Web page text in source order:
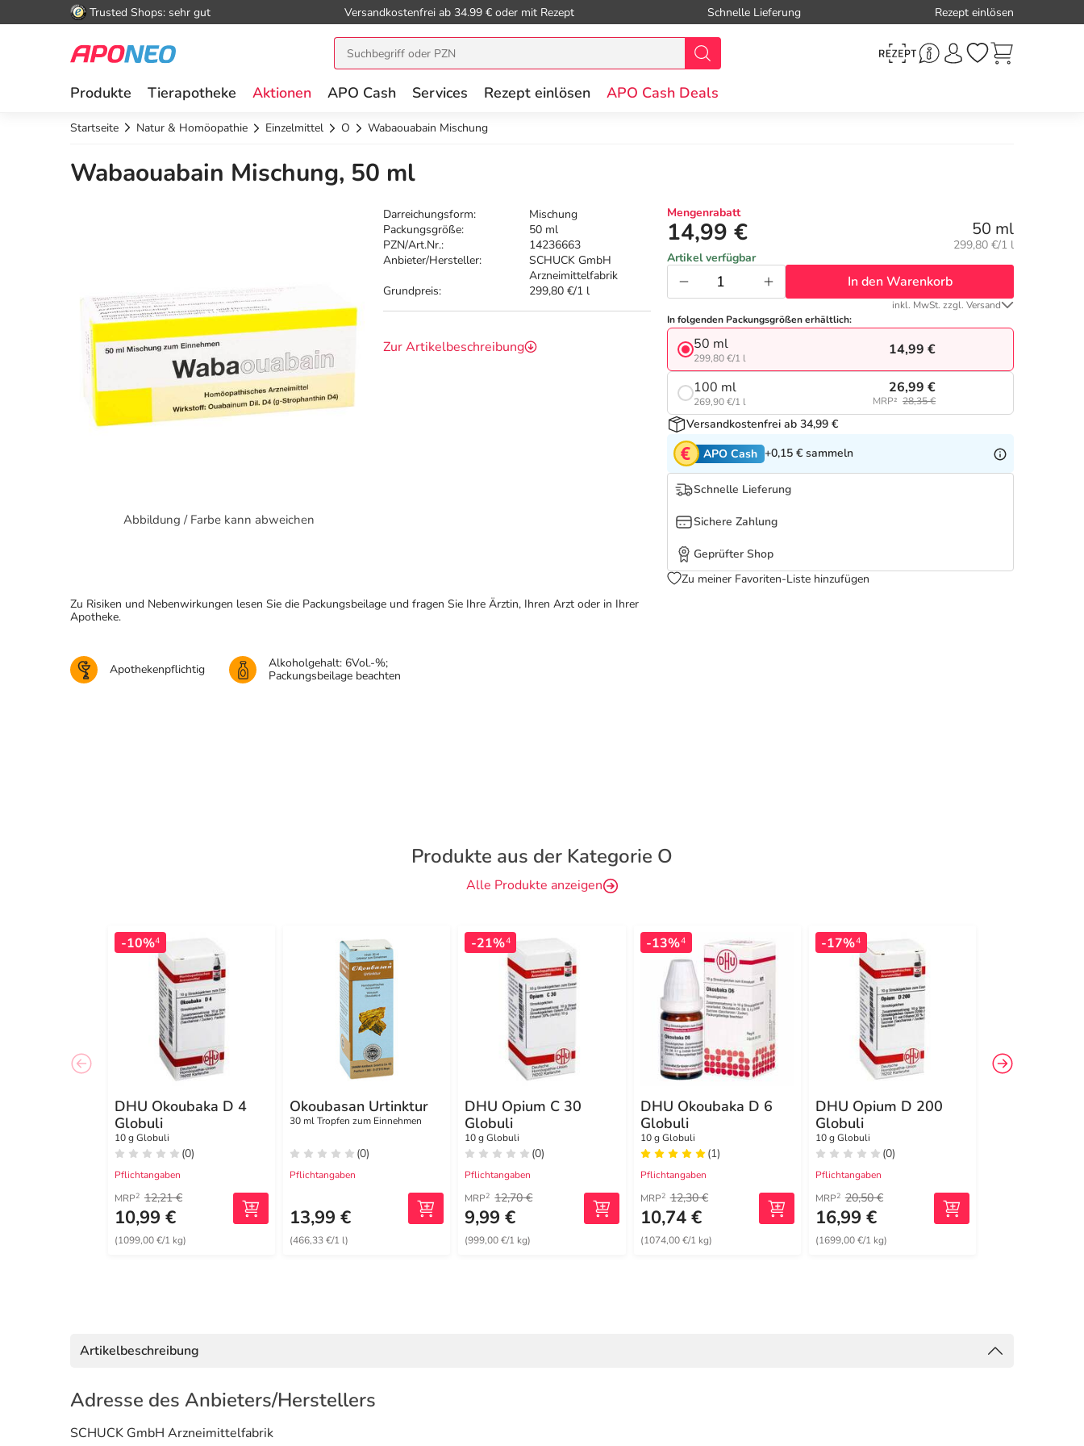
Trusted Shops: sehr gut Versandkostenfrei ab 34.99 € oder mit Rezept Schnelle Lieferung Rezept einlösen
Produkte Tierapotheke Aktionen APO Cash Services Rezept einlösen APO Cash Deals
Startseite Natur & Homöopathie Einzelmittel O Wabaouabain Mischung
Wabaouabain Mischung, 50 ml
Abbildung / Farbe kann abweichen
Darreichungsform:
Mischung
Packungsgröße:
50 ml
PZN/Art.Nr.:
14236663
Anbieter/Hersteller:
SCHUCK GmbH
Arzneimittelfabrik
Grundpreis:
299,80 €/1 l
Zur Artikelbeschreibung
Mengenrabatt
14,99 € 50 ml
Grundpreis:
299,80 €/1 l
Artikel verfügbar
In den Warenkorb
inkl. MwSt. zzgl. Versand
In folgenden Packungsgrößen erhältlich:
50 ml
299,80 €/1 l
14,99 €
100 ml
269,90 €/1 l
26,99 €
MRP² 28,35 €
Versandkostenfrei ab 34,99 €
APO Cash +0,15 € sammeln
Schnelle Lieferung
Sichere Zahlung
Geprüfter Shop
Zu meiner Favoriten-Liste hinzufügen
Zu Risiken und Nebenwirkungen lesen Sie die Packungsbeilage und fragen Sie Ihre Ärztin, Ihren Arzt oder in Ihrer
Apotheke.
Apothekenpflichtig
Alkoholgehalt: 6Vol.-%;
Packungsbeilage beachten
Produkte aus der Kategorie O
Alle Produkte anzeigen
-10%4
DHU Okoubaka D 4
Globuli
10 g Globuli
(0)
Pflichtangaben
MRP2 12,21 €
10,99 €
(1099,00 €/1 kg)
Okoubasan Urtinktur
30 ml Tropfen zum Einnehmen
(0)
Pflichtangaben
13,99 €
(466,33 €/1 l)
-21%4
DHU Opium C 30
Globuli
10 g Globuli
(0)
Pflichtangaben
MRP2 12,70 €
9,99 €
(999,00 €/1 kg)
-13%4
DHU Okoubaka D 6
Globuli
10 g Globuli
(1)
Pflichtangaben
MRP2 12,30 €
10,74 €
(1074,00 €/1 kg)
-17%4
DHU Opium D 200
Globuli
10 g Globuli
(0)
Pflichtangaben
MRP2 20,50 €
16,99 €
(1699,00 €/1 kg)
Artikelbeschreibung
Adresse des Anbieters/Herstellers
SCHUCK GmbH Arzneimittelfabrik